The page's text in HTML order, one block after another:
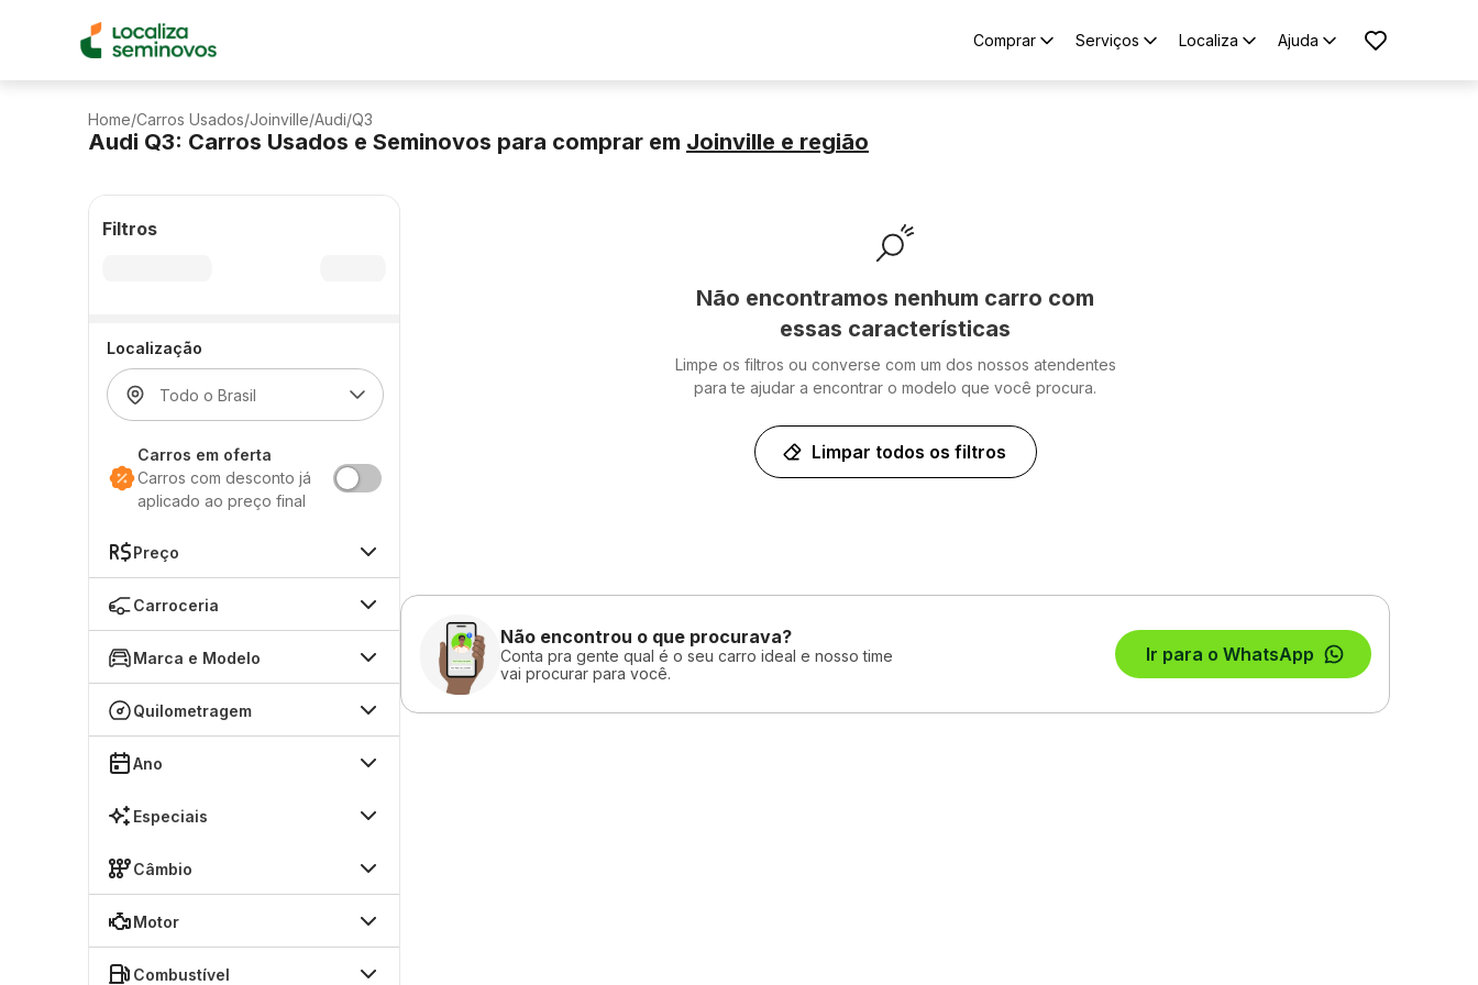
Comprar Serviços Localiza Ajuda
Home/Carros Usados/Joinville/Audi/Q3
Audi Q3: Carros Usados e Seminovos para comprar em Joinville e região
Filtros
Localização
Carros em oferta
Carros com desconto já
aplicado ao preço final
Preço
Carroceria
Marca e Modelo
Quilometragem
Ano
Especiais
Câmbio
Motor
Combustível
Não encontramos nenhum carro com
essas características
Limpe os filtros ou converse com um dos nossos atendentes
para te ajudar a encontrar o modelo que você procura.
Limpar todos os filtros
Não encontrou o que procurava?
Conta pra gente qual é o seu carro ideal e nosso time
vai procurar para você.
Ir para o WhatsApp